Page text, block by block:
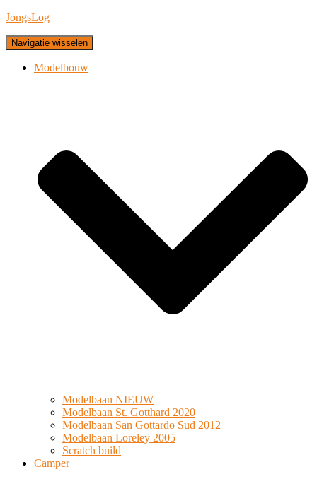
JongsLog
Navigatie wisselen
Modelbouw
Modelbaan NIEUW
Modelbaan St. Gotthard 2020
Modelbaan San Gottardo Sud 2012
Modelbaan Loreley 2005
Scratch build
Camper